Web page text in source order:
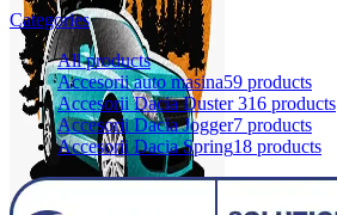
Categories
Allproducts
Accesorii auto masina59 products
Accesorii Dacia Duster 316 products
Accesorii Dacia Jogger7 products
Accesorii Dacia Spring18 products